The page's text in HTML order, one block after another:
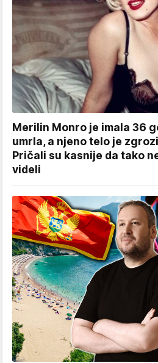
Merilin Monro je imala 36
umrla, a njeno telo je
Pričali su kasnije da tako
videli